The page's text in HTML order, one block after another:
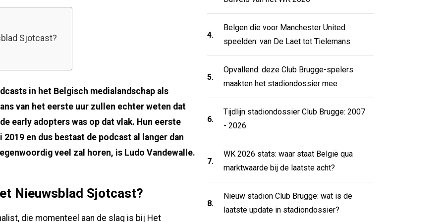
Sjotcast?
in het Belgisch medialandschap als
van het eerste uur zullen echter weten dat
early adopters was op dat vlak. Hun eerste
en dus bestaat de podcast al langer dan
veel zal horen, is Ludo Vandewalle.
Nieuwsblad Sjotcast?
die momenteel aan de slag is bij Het
4.
Belgen die voor Manchester United
speelden: van De Laet tot Tielemans
5.
Opvallend: deze Club Brugge-spelers
maakten het stadiondossier mee
6.
Tijdlijn stadiondossier Club Brugge: 2007
- 2026
7.
WK 2026 stats: waar staat België qua
marktwaarde bij de laatste acht?
8.
Nieuw stadion Club Brugge: wat is de
laatste update in stadiondossier?